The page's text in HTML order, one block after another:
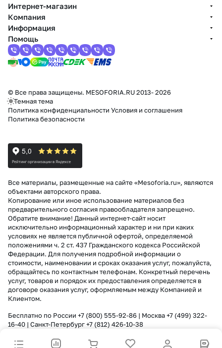
Интернет-магазин
Компания
Информация
Помощь
© Все права защищены. MESOFORIA.RU 2013- 2026
Темная тема
Политика конфиденциальности Условия и соглашения
Политика безопасности
Все материалы, размещенные на сайте «Mesoforia.ru», являются
объектами авторского права.
Копирование или иное использование материалов без
предварительного согласия правообладателя запрещено.
Обратите внимание! Данный интернет-сайт носит
исключительно информационный характер и ни при каких
условиях не является публичной офертой, определяемой
положениями ч. 2 ст. 437 Гражданского кодекса Российской
Федерации. Для получения подробной информации о
стоимости, наименовании и сроках оказания услуг, пожалуйста,
обращайтесь по контактным телефонам. Конкретный перечень
услуг, товаров и порядок их предоставления определяется в
договоре оказания услуг, оформляемым между Компанией и
Клиентом.
Бесплатно по России +7 (800) 555-92-86 | Москва+7 (499) 322-
16-40 | Санкт-Петербург+7 (812) 426-10-38